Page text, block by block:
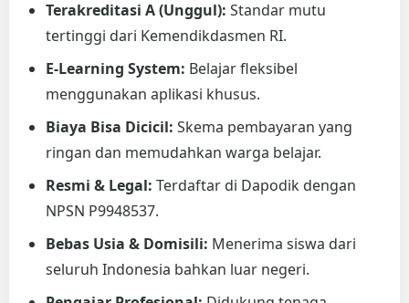
Terakreditasi A (Unggul): Standar mutu
tertinggi dari Kemendikdasmen RI.
E-Learning System: Belajar fleksibel
menggunakan aplikasi khusus.
Biaya Bisa Dicicil: Skema pembayaran yang
ringan dan memudahkan warga belajar.
Resmi & Legal: Terdaftar di Dapodik dengan
NPSN P9948537.
Bebas Usia & Domisili: Menerima siswa dari
seluruh Indonesia bahkan luar negeri.